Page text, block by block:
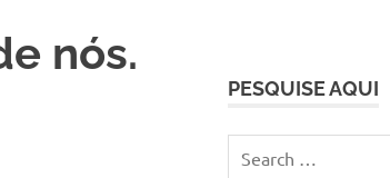
nós.
PESQUISE AQUI
for: